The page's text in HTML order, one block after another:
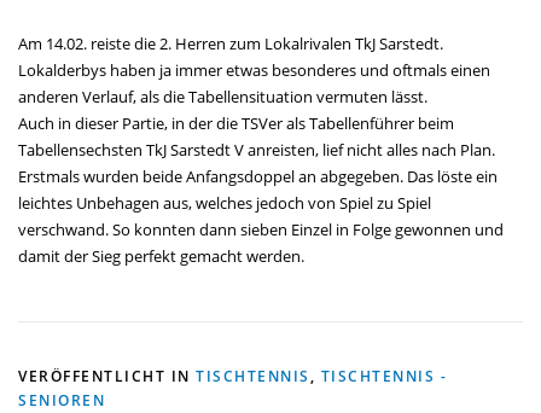
Am 14.02. reiste die 2. Herren zum Lokalrivalen TkJ Sarstedt.
Lokalderbys haben ja immer etwas besonderes und oftmals einen
anderen Verlauf, als die Tabellensituation vermuten lässt.
Auch in dieser Partie, in der die TSVer als Tabellenführer beim
Tabellensechsten TkJ Sarstedt V anreisten, lief nicht alles nach Plan.
Erstmals wurden beide Anfangsdoppel an abgegeben. Das löste ein
leichtes Unbehagen aus, welches jedoch von Spiel zu Spiel
verschwand. So konnten dann sieben Einzel in Folge gewonnen und
damit der Sieg perfekt gemacht werden.
VERÖFFENTLICHT IN TISCHTENNIS, TISCHTENNIS -
SENIOREN